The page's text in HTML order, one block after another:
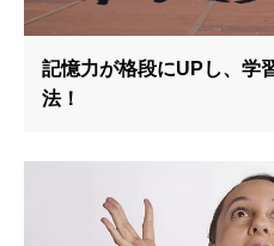
記憶力が格段にUPし、学
法！